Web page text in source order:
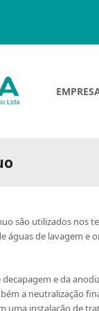
são utilizados nos
águas de lavagem
e da
a neutralização